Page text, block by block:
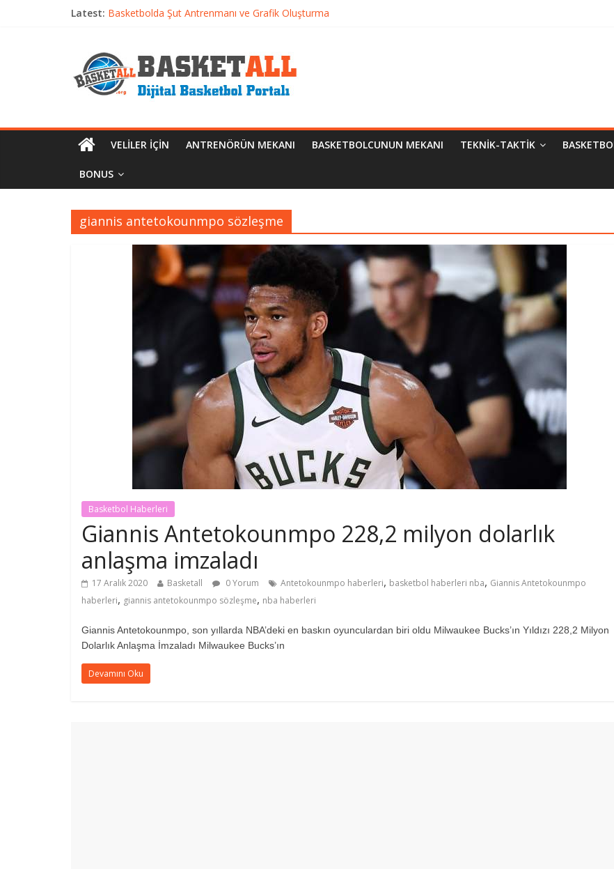
Latest: Basketbolda Şut Antrenmanı ve Grafik Oluşturma
Etkili Basketbol Antrenmanı Nasıl Olmalı
Basketbolcu Beslenmesi: Performansı Artıran Bilimsel Yaklaşımlar
VELILER İÇIN ANTRENÖRÜN MEKANI BASKETBOLCUNUN MEKANI TEKNIK-TAKTIK
BONUS
giannis antetokounmpo sözleşme
Basketbol Haberleri
Giannis Antetokounmpo 228,2 milyon dolarlık
anlaşma imzaladı
17 Aralık 2020 Basketall 0 Yorum Antetokounmpo haberleri, basketbol haberleri nba, Giannis Antetokounmpo
haberleri, giannis antetokounmpo sözleşme, nba haberleri
Giannis Antetokounmpo, son yıllarda NBA’deki en baskın oyunculardan biri oldu Milwaukee Bucks’ın Yıldızı 228,2 Milyon
Dolarlık Anlaşma İmzaladı Milwaukee Bucks’ın
Devamını Oku